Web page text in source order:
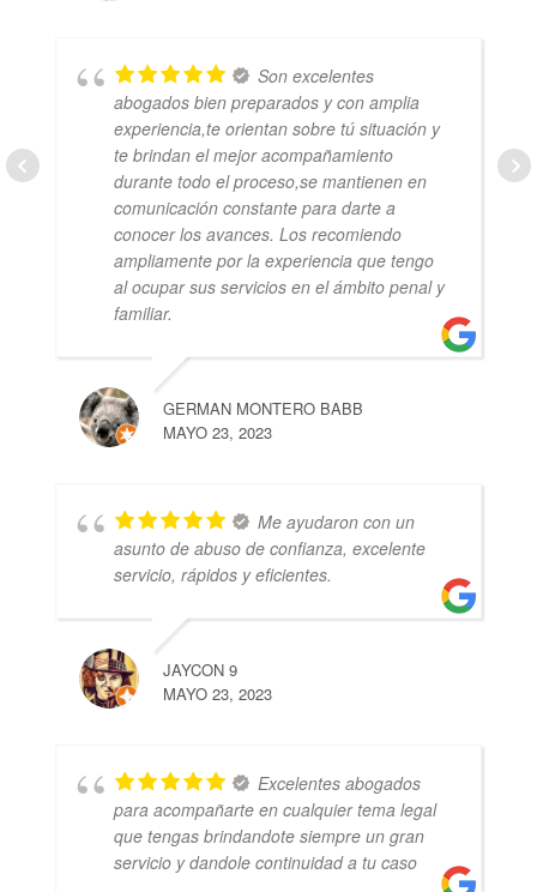
Son excelentes
abogados bien preparados y con amplia
experiencia,te orientan sobre tú situación y
te brindan el mejor acompañamiento
durante todo el proceso,se mantienen en
comunicación constante para darte a
conocer los avances. Los recomiendo
ampliamente por la experiencia que tengo
al ocupar sus servicios en el ámbito penal y
familiar.
GERMAN MONTERO BABB
MAYO 23, 2023
Me ayudaron con un
asunto de abuso de confianza, excelente
servicio, rápidos y eficientes.
JAYCON 9
MAYO 23, 2023
Excelentes abogados
para acompañarte en cualquier tema legal
que tengas brindandote siempre un gran
servicio y dandole continuidad a tu caso